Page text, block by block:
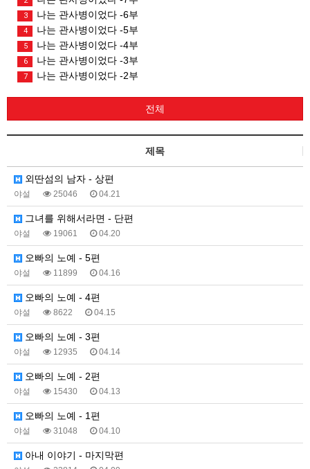
3 나는 관사병이었다 -6부
4 나는 관사병이었다 -5부
5 나는 관사병이었다 -4부
6 나는 관사병이었다 -3부
7 나는 관사병이었다 -2부
전체
제목
외딴섬의 남자 - 상편
야설 25046 04.21
그녀를 위해서라면 - 단편
야설 19061 04.20
오빠의 노예 - 5편
야설 11899 04.16
오빠의 노예 - 4편
야설 8622 04.15
오빠의 노예 - 3편
야설 12935 04.14
오빠의 노예 - 2편
야설 15430 04.13
오빠의 노예 - 1편
야설 31048 04.10
아내 이야기 - 마지막편